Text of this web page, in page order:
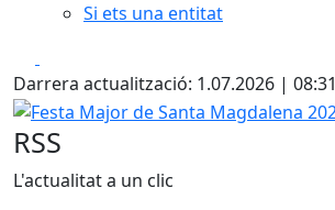
Si ets una entitat
Darrera actualització: 1.07.2026 | 08:31
Festa Major de Santa Magdalena 2026
RSS
L'actualitat a un clic